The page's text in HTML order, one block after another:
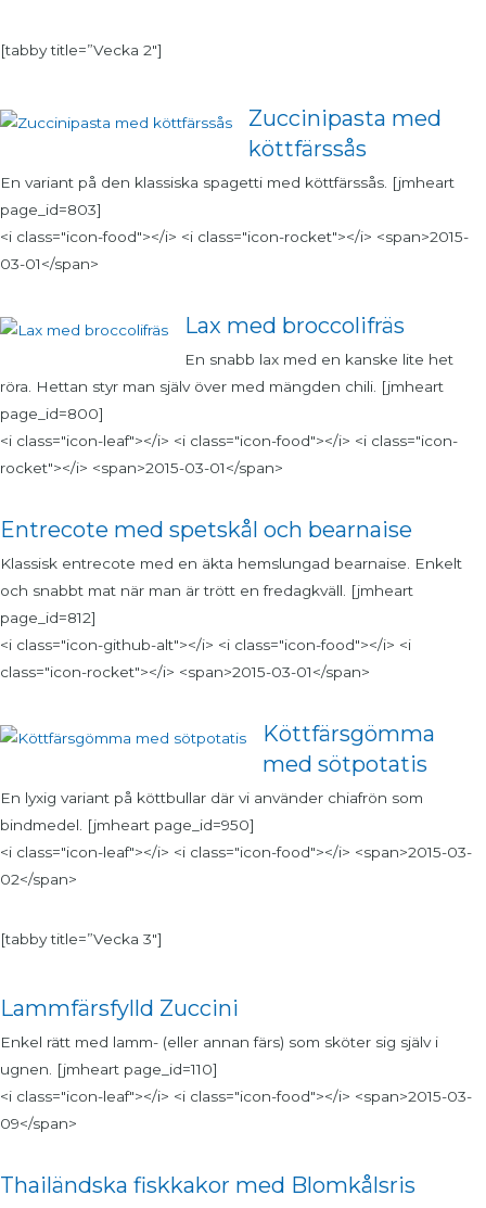
[tabby title=”Vecka 2″]
Zuccinipasta med
köttfärssås
En variant på den klassiska spagetti med köttfärssås. [jmheart
page_id=803]
<i class="icon-food"></i> <i class="icon-rocket"></i> <span>2015-
03-01</span>
Lax med broccolifräs
En snabb lax med en kanske lite het
röra. Hettan styr man själv över med mängden chili. [jmheart
page_id=800]
<i class="icon-leaf"></i> <i class="icon-food"></i> <i class="icon-
rocket"></i> <span>2015-03-01</span>
Entrecote med spetskål och bearnaise
Klassisk entrecote med en äkta hemslungad bearnaise. Enkelt
och snabbt mat när man är trött en fredagkväll. [jmheart
page_id=812]
<i class="icon-github-alt"></i> <i class="icon-food"></i> <i
class="icon-rocket"></i> <span>2015-03-01</span>
Köttfärsgömma
med sötpotatis
En lyxig variant på köttbullar där vi använder chiafrön som
bindmedel. [jmheart page_id=950]
<i class="icon-leaf"></i> <i class="icon-food"></i> <span>2015-03-
02</span>
[tabby title=”Vecka 3″]
Lammfärsfylld Zuccini
Enkel rätt med lamm- (eller annan färs) som sköter sig själv i
ugnen. [jmheart page_id=110]
<i class="icon-leaf"></i> <i class="icon-food"></i> <span>2015-03-
09</span>
Thailändska fiskkakor med Blomkålsris